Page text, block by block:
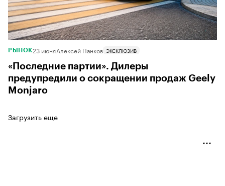
РЫНОК23 июняАлексей Панков ЭКСКЛЮЗИВ
«Последние партии». Дилеры
предупредили о сокращении продаж Geely
Monjaro
Загрузить еще